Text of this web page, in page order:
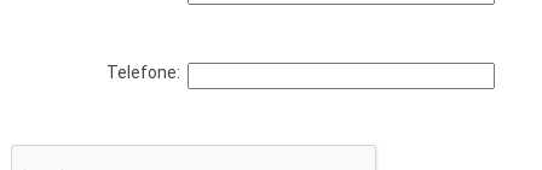
Telefone: